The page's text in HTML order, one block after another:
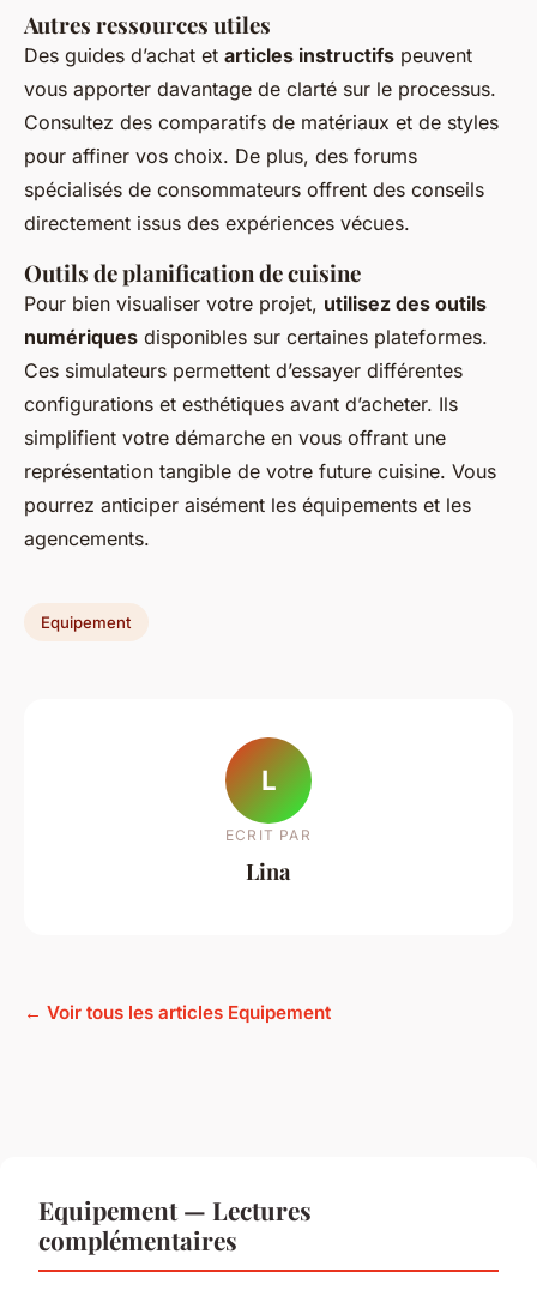
Autres ressources utiles
Des guides d’achat et articles instructifs peuvent
vous apporter davantage de clarté sur le processus.
Consultez des comparatifs de matériaux et de styles
pour affiner vos choix. De plus, des forums
spécialisés de consommateurs offrent des conseils
directement issus des expériences vécues.
Outils de planification de cuisine
Pour bien visualiser votre projet, utilisez des outils
numériques disponibles sur certaines plateformes.
Ces simulateurs permettent d’essayer différentes
configurations et esthétiques avant d’acheter. Ils
simplifient votre démarche en vous offrant une
représentation tangible de votre future cuisine. Vous
pourrez anticiper aisément les équipements et les
agencements.
Equipement
L
ECRIT PAR
Lina
← Voir tous les articles Equipement
Equipement — Lectures
complémentaires